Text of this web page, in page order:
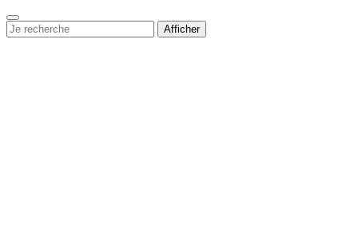
Afficher